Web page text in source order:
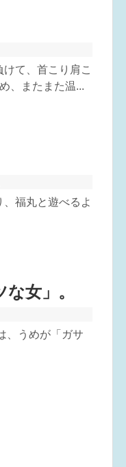
て、首こり肩こ
、またまた温...
福丸と遊べるよ
女」。
、うめが「ガサ